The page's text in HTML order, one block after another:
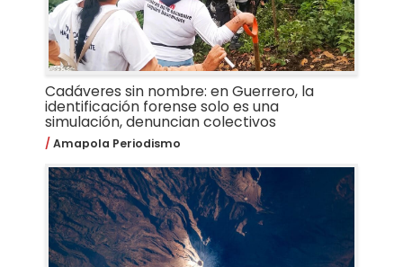
Cadáveres sin nombre: en Guerrero, la
identificación forense solo es una
simulación, denuncian colectivos
Amapola Periodismo